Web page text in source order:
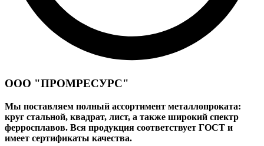
ООО "ПРОМРЕСУРС"
Мы поставляем полный ассортимент металлопроката:
круг стальной, квадрат, лист, а также широкий спектр
ферросплавов. Вся продукция соответствует ГОСТ и
имеет сертификаты качества.